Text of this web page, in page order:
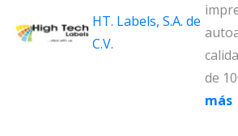
HT. Labels, S.A. de
C.V.
de
más